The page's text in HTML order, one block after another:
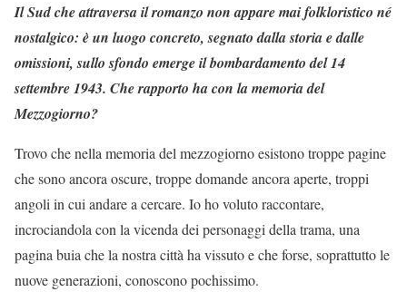
Il Sud che attraversa il romanzo non appare mai folkloristico né
nostalgico: è un luogo concreto, segnato dalla storia e dalle
omissioni, sullo sfondo emerge il bombardamento del 14
settembre 1943. Che rapporto ha con la memoria del
Mezzogiorno?
Trovo che nella memoria del mezzogiorno esistono troppe pagine
che sono ancora oscure, troppe domande ancora aperte, troppi
angoli in cui andare a cercare. Io ho voluto raccontare,
incrociandola con la vicenda dei personaggi della trama, una
pagina buia che la nostra città ha vissuto e che forse, soprattutto le
nuove generazioni, conoscono pochissimo.